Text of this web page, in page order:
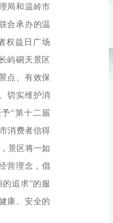
局和温岭市
合承办的温
权益日广场
屿硐天景区
点、有效保
切实维护消
“第十二届
消费者信得
景区将一如
营理念，倡
追求”的服
康、安全的